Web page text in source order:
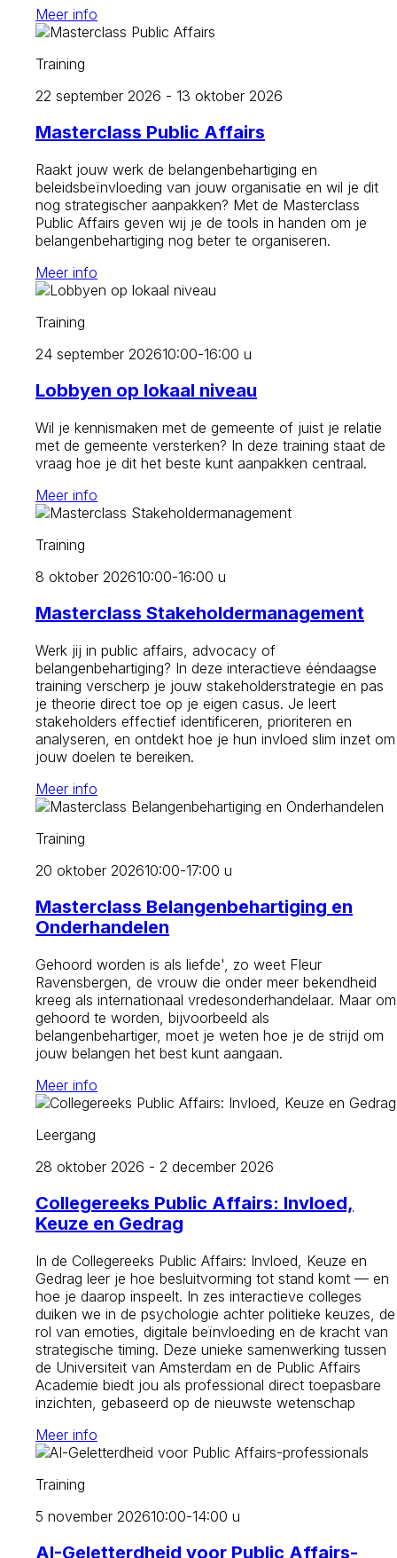
Meer info
Training
22 september 2026 - 13 oktober 2026
Masterclass Public Affairs
Raakt jouw werk de belangenbehartiging en
beleidsbeïnvloeding van jouw organisatie en wil je dit
nog strategischer aanpakken? Met de Masterclass
Public Affairs geven wij je de tools in handen om je
belangenbehartiging nog beter te organiseren.
Meer info
Training
24 september 202610:00-16:00 u
Lobbyen op lokaal niveau
Wil je kennismaken met de gemeente of juist je relatie
met de gemeente versterken? In deze training staat de
vraag hoe je dit het beste kunt aanpakken centraal.
Meer info
Training
8 oktober 202610:00-16:00 u
Masterclass Stakeholdermanagement
Werk jij in public affairs, advocacy of
belangenbehartiging? In deze interactieve ééndaagse
training verscherp je jouw stakeholderstrategie en pas
je theorie direct toe op je eigen casus. Je leert
stakeholders effectief identificeren, prioriteren en
analyseren, en ontdekt hoe je hun invloed slim inzet om
jouw doelen te bereiken.
Meer info
Training
20 oktober 202610:00-17:00 u
Masterclass Belangenbehartiging en
Onderhandelen
Gehoord worden is als liefde', zo weet Fleur
Ravensbergen, de vrouw die onder meer bekendheid
kreeg als internationaal vredesonderhandelaar. Maar om
gehoord te worden, bijvoorbeeld als
belangenbehartiger, moet je weten hoe je de strijd om
jouw belangen het best kunt aangaan.
Meer info
Leergang
28 oktober 2026 - 2 december 2026
Collegereeks Public Affairs: Invloed,
Keuze en Gedrag
In de Collegereeks Public Affairs: Invloed, Keuze en
Gedrag leer je hoe besluitvorming tot stand komt — en
hoe je daarop inspeelt. In zes interactieve colleges
duiken we in de psychologie achter politieke keuzes, de
rol van emoties, digitale beïnvloeding en de kracht van
strategische timing. Deze unieke samenwerking tussen
de Universiteit van Amsterdam en de Public Affairs
Academie biedt jou als professional direct toepasbare
inzichten, gebaseerd op de nieuwste wetenschap
Meer info
Training
5 november 202610:00-14:00 u
AI-Geletterdheid voor Public Affairs-